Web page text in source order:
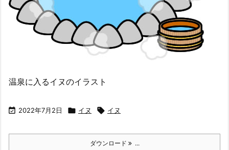
温泉に入るイヌのイラスト
 2022年7月2日  イヌ  イヌ
ダウンロード ...